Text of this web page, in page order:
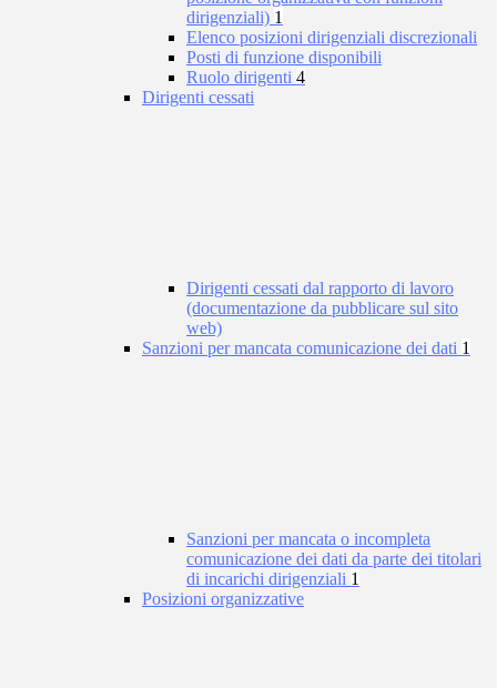
dirigenziali) 1
Elenco posizioni dirigenziali discrezionali
Posti di funzione disponibili
Ruolo dirigenti 4
Dirigenti cessati
Dirigenti cessati dal rapporto di lavoro
(documentazione da pubblicare sul sito
web)
Sanzioni per mancata comunicazione dei dati 1
Sanzioni per mancata o incompleta
comunicazione dei dati da parte dei titolari
di incarichi dirigenziali 1
Posizioni organizzative